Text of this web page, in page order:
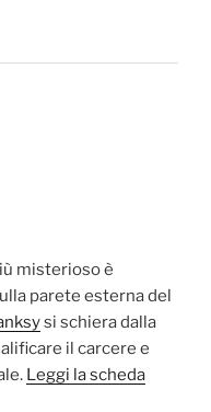
misterioso è
parete esterna del
si schiera dalla
il carcere e
Leggi la scheda